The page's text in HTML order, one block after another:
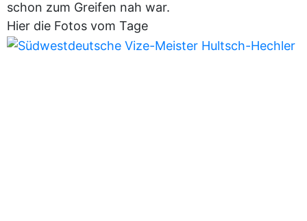
schon zum Greifen nah war.
Hier die Fotos vom Tage